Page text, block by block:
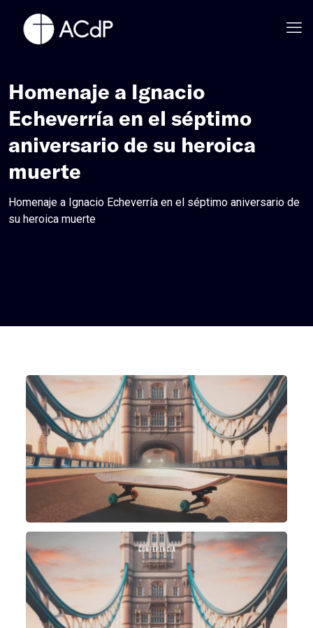
Homenaje a Ignacio
Echeverría en el séptimo
aniversario de su heroica
muerte
Homenaje a Ignacio Echeverría en el séptimo aniversario de
su heroica muerte